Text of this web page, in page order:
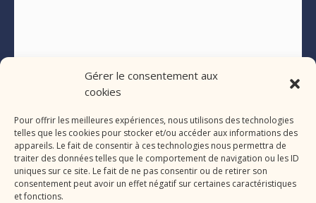
Gérer le consentement aux
cookies
Pour offrir les meilleures expériences, nous utilisons des technologies
telles que les cookies pour stocker et/ou accéder aux informations des
appareils. Le fait de consentir à ces technologies nous permettra de
traiter des données telles que le comportement de navigation ou les ID
uniques sur ce site. Le fait de ne pas consentir ou de retirer son
consentement peut avoir un effet négatif sur certaines caractéristiques
et fonctions.